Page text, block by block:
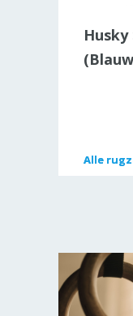
Husky
Alle
Alle